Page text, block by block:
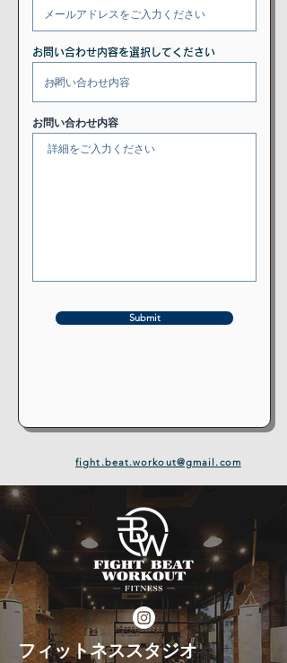
お問い合わせ内容を選択してください
お問い合わせ内容
Submit
fight.beat.workout@gmail.com
​フィットネススタジオ